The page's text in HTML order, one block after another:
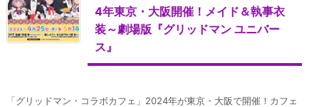
4年東京・大阪開催！メイド＆執事衣
装～劇場版『グリッドマン ユニバー
ス』
「グリッドマン・コラボカフェ」2024年が東京・大阪で開催！カフェ